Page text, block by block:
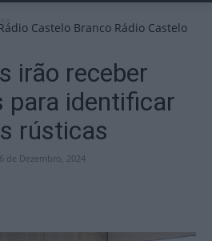
Rádio Castelo
irão receber
para identificar
rústicas
de Dezembro, 2024